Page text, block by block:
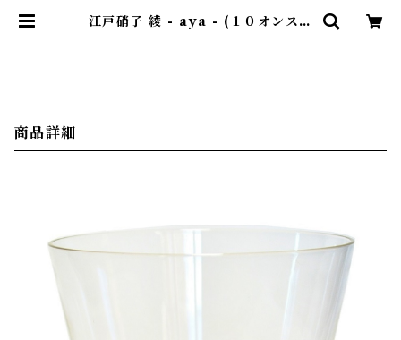
江戸硝子 綾 - aya - (１０オンスオ
商品詳細